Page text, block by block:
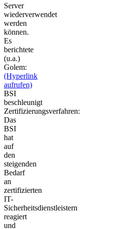
Server
wiederverwendet
werden
können.
Es
berichtete
(u.a.)
Golem:
(Hyperlink
aufrufen)
BSI
beschleunigt
Zertifizierungsverfahren:
Das
BSI
hat
auf
den
steigenden
Bedarf
an
zertifizierten
IT-
Sicherheitsdienstleistern
reagiert
und